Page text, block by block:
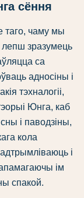
сёння
таго, чаму мы
зразумець
са
адносіны і
тэхналогіі,
Юнга, каб
і паводзіны,
кола
і
ім
спакой.